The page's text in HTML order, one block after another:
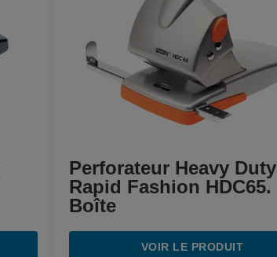
Perforateur Heavy Duty
Rapid Fashion HDC65.
Boîte
VOIR LE PRODUIT